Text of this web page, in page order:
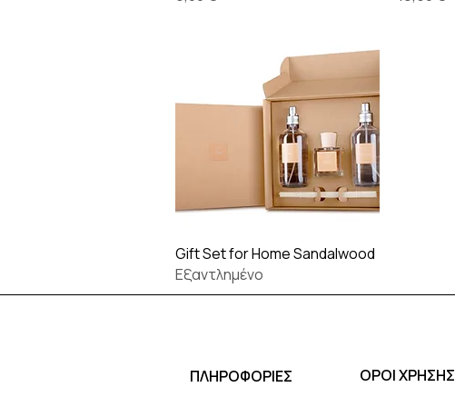
Γρήγορη προβολή
Gift Set for Home Sandalwood
Εξαντλημένο
ΠΛΗΡΟΦΟΡΙΕΣ ΟΡΟΙ ΧΡΗΣΗΣ